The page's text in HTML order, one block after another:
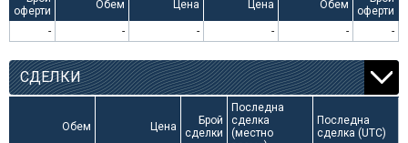
оферти
Обем Цена Цена Обем
оферти
-
- - - - -
СДЕЛКИ
Обем Цена
Брой
сделки
Последна
сделка
(местно
Последна
сделка (UTC)